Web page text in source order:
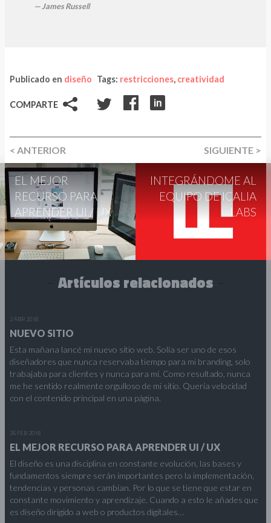
— James Russell
Publicado en diseño Tags: restricciones, creatividad
COMPARTE
< ANTERIOR
EL MEJOR
RECURSO PARA
APRENDER UI / UX
SIGUIENTE >
INTEGRÁNDOME AL
EQUIPO DE ICALIA
LABS
Artículos relacionados
2 ABR 2018
NUEVO SITIO
Esta mañana lancé mi nuevo sitio web. Solía ​​ser uno de esos
diseñadores que nunca reservaba tiempo para mi branding, solo
trabajaba para clientes y nunca para mí. Como resultado, nunca
me he sentido realmente orgulloso de mi sitio. Quería velocidad
con el contenido principal en una página.
26 FEB 2018
EL MEJOR RECURSO PARA APRENDER UI / UX
El diseño es una disciplina en constante evolución, las bases y
fundamentos siempre serán importantes pero la implementación,
tendencias y personas cambian. Por lo que se tiene que estar en
constante movimiento y aprendizaje. Cuando a esto le añades que
es diseño dirigido a web o productos digitales…